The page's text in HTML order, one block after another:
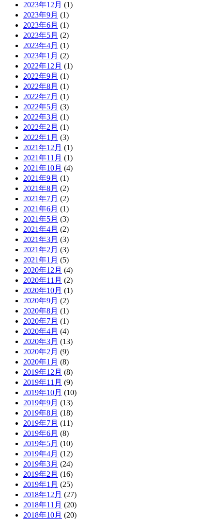
2023年12月 (1)
2023年9月 (1)
2023年6月 (1)
2023年5月 (2)
2023年4月 (1)
2023年1月 (2)
2022年12月 (1)
2022年9月 (1)
2022年8月 (1)
2022年7月 (1)
2022年5月 (3)
2022年3月 (1)
2022年2月 (1)
2022年1月 (3)
2021年12月 (1)
2021年11月 (1)
2021年10月 (4)
2021年9月 (1)
2021年8月 (2)
2021年7月 (2)
2021年6月 (1)
2021年5月 (3)
2021年4月 (2)
2021年3月 (3)
2021年2月 (3)
2021年1月 (5)
2020年12月 (4)
2020年11月 (2)
2020年10月 (1)
2020年9月 (2)
2020年8月 (1)
2020年7月 (1)
2020年4月 (4)
2020年3月 (13)
2020年2月 (9)
2020年1月 (8)
2019年12月 (8)
2019年11月 (9)
2019年10月 (10)
2019年9月 (13)
2019年8月 (18)
2019年7月 (11)
2019年6月 (8)
2019年5月 (10)
2019年4月 (12)
2019年3月 (24)
2019年2月 (16)
2019年1月 (25)
2018年12月 (27)
2018年11月 (20)
2018年10月 (20)